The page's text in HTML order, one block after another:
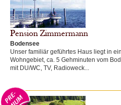
Pension Zimmermann
Bodensee
Unser familiär geführtes Haus liegt in
Wohngebiet, ca. 5 Gehminuten vom
mit DU/WC, TV, Radioweck...